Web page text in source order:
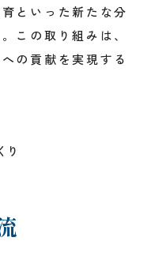
といった新たな分
この取り組みは、
の貢献を実現する